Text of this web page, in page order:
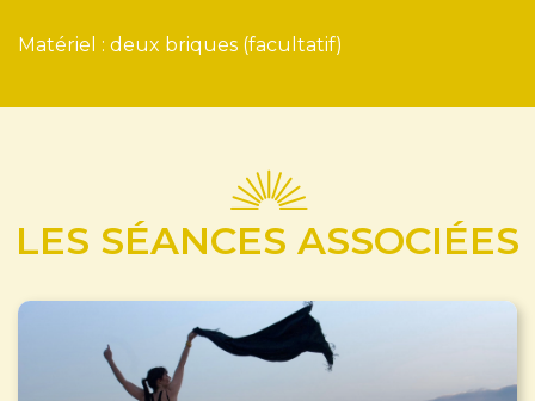
Matériel : deux briques (facultatif)
LES SÉANCES ASSOCIÉES